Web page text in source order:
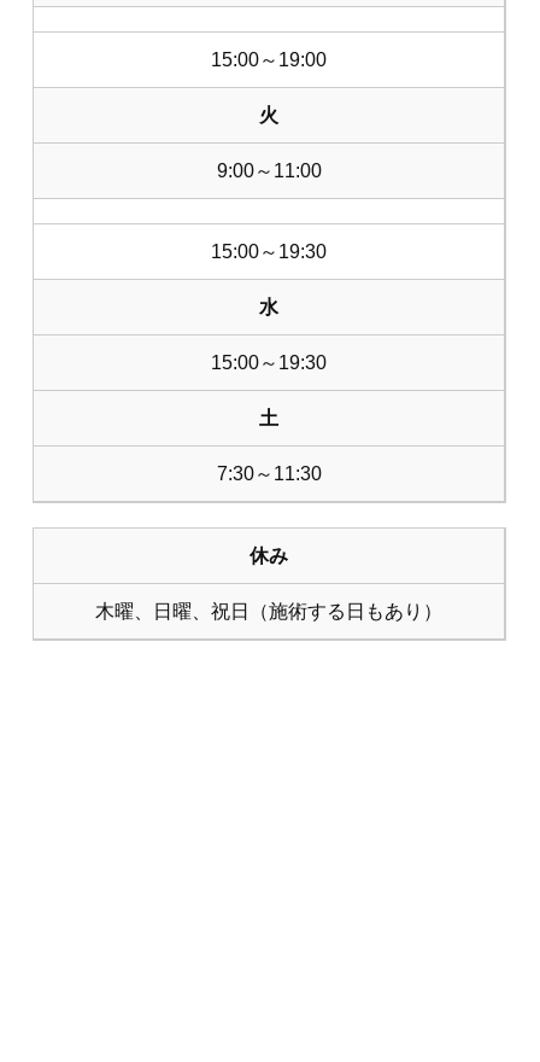
15:00～19:00
火
9:00～11:00
15:00～19:30
水
15:00～19:30
土
7:30～11:30
休み
木曜、日曜、祝日（施術する日もあり）